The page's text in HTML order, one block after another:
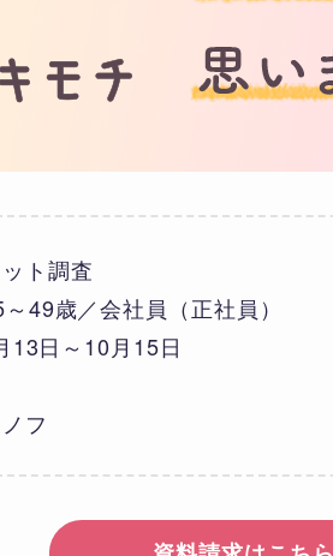
ト調査
49歳／会社員（正社員）
13日～10月15日
フ